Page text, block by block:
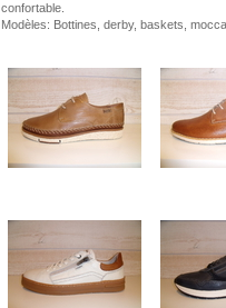
confortable.
Modèles: Bottines, derby, baskets,